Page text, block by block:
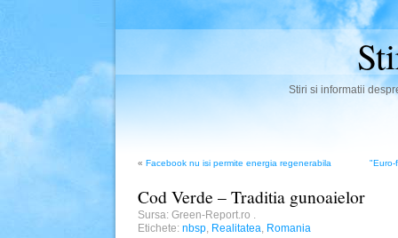
Stiri si informatii
« Facebook nu isi permite energia regenerabila "Euro-
Cod Verde – Traditia gunoaielor
Sursa: Green-Report.ro
Etichete: nbsp Realitatea Romania